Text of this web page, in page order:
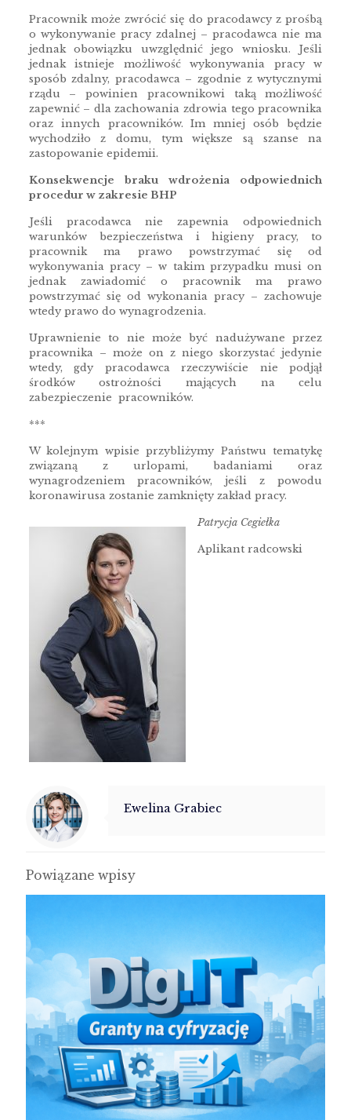
Pracownik może zwrócić się do pracodawcy z prośbą
o wykonywanie pracy zdalnej – pracodawca nie ma
jednak obowiązku uwzględnić jego wniosku. Jeśli
jednak istnieje możliwość wykonywania pracy w
sposób zdalny, pracodawca – zgodnie z wytycznymi
rządu – powinien pracownikowi taką możliwość
zapewnić – dla zachowania zdrowia tego pracownika
oraz innych pracowników. Im mniej osób będzie
wychodziło z domu, tym większe są szanse na
zastopowanie epidemii.
Konsekwencje braku wdrożenia odpowiednich
procedur w zakresie BHP
Jeśli pracodawca nie zapewnia odpowiednich
warunków bezpieczeństwa i higieny pracy, to
pracownik ma prawo powstrzymać się od
wykonywania pracy – w takim przypadku musi on
jednak zawiadomić o pracownik ma prawo
powstrzymać się od wykonania pracy – zachowuje
wtedy prawo do wynagrodzenia.
Uprawnienie to nie może być nadużywane przez
pracownika – może on z niego skorzystać jedynie
wtedy, gdy pracodawca rzeczywiście nie podjął
środków ostrożności mających na celu
zabezpieczenie pracowników.
***
W kolejnym wpisie przybliżymy Państwu tematykę
związaną z urlopami, badaniami oraz
wynagrodzeniem pracowników, jeśli z powodu
koronawirusa zostanie zamknięty zakład pracy.
Patrycja Cegiełka
Aplikant radcowski
Ewelina Grabiec
Powiązane wpisy